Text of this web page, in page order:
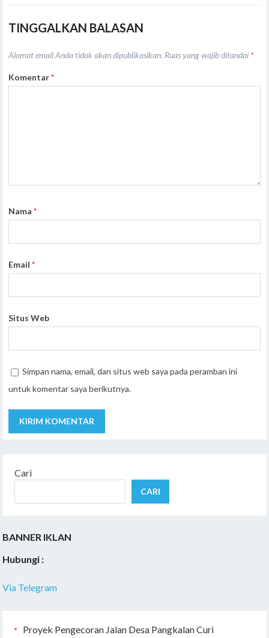
TINGGALKAN BALASAN
Alamat email Anda tidak akan dipublikasikan. Ruas yang wajib ditandai *
Komentar*
Nama*
Email*
Situs Web
Simpan nama, email, dan situs web saya pada peramban ini
untuk komentar saya berikutnya.
Cari
CARI
BANNER IKLAN
Hubungi :
Via Telegram
Proyek Pengecoran Jalan Desa Pangkalan Curi